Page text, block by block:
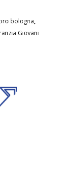
bologna,
Giovani